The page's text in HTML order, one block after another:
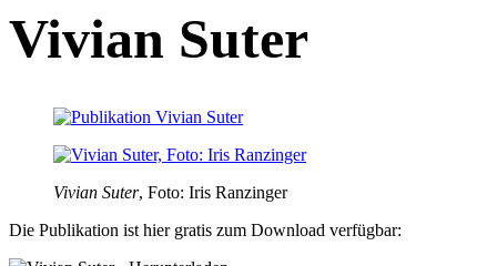
Vivian Suter
Vivian Suter, Foto: Iris Ranzinger
Die Publikation ist hier gratis zum Download verfügbar: